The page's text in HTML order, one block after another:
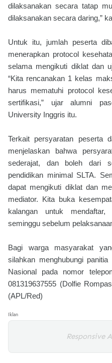
dilaksanakan secara tatap
dilaksanakan secara daring,”
Untuk itu, jumlah peserta
menerapkan protocol
selama mengikuti diklat dan
“Kita rencanakan 1 kelas
harus mematuhi protocol
sertifikasi,” ujar alumni
University Inggris itu.
Terkait persyaratan peserta
menjelaskan bahwa
sederajat, dan boleh dari
pendidikan minimal SLTA.
dapat mengikuti diklat dan
mediator. Kita buka
kalangan untuk
seminggu sebelum
Bagi warga masyarakat
silahkan menghubungi
Nasional pada nomor
081319637555 (Dolfie
(APL/Red)
Iklan
Responsive